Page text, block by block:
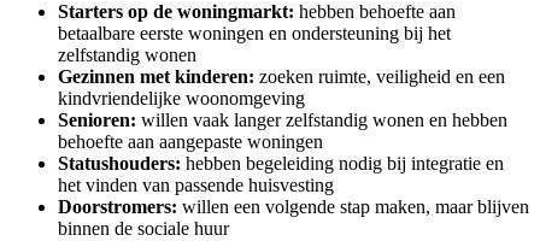
Starters op de woningmarkt: hebben behoefte aan
betaalbare eerste woningen en ondersteuning bij het
zelfstandig wonen
Gezinnen met kinderen: zoeken ruimte, veiligheid en een
kindvriendelijke woonomgeving
Senioren: willen vaak langer zelfstandig wonen en hebben
behoefte aan aangepaste woningen
Statushouders: hebben begeleiding nodig bij integratie en
het vinden van passende huisvesting
Doorstromers: willen een volgende stap maken, maar blijven
binnen de sociale huur